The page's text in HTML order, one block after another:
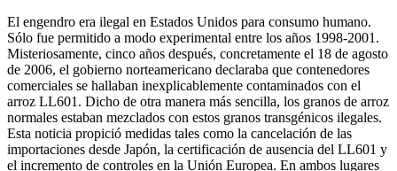
El engendro era ilegal en Estados Unidos para consumo humano.
Sólo fue permitido a modo experimental entre los años 1998-2001.
Misteriosamente, cinco años después, concretamente el 18 de agosto
de 2006, el gobierno norteamericano declaraba que contenedores
comerciales se hallaban inexplicablemente contaminados con el
arroz LL601. Dicho de otra manera más sencilla, los granos de arroz
normales estaban mezclados con estos granos transgénicos ilegales.
Esta noticia propició medidas tales como la cancelación de las
importaciones desde Japón, la certificación de ausencia del LL601 y
el incremento de controles en la Unión Europea. En ambos lugares